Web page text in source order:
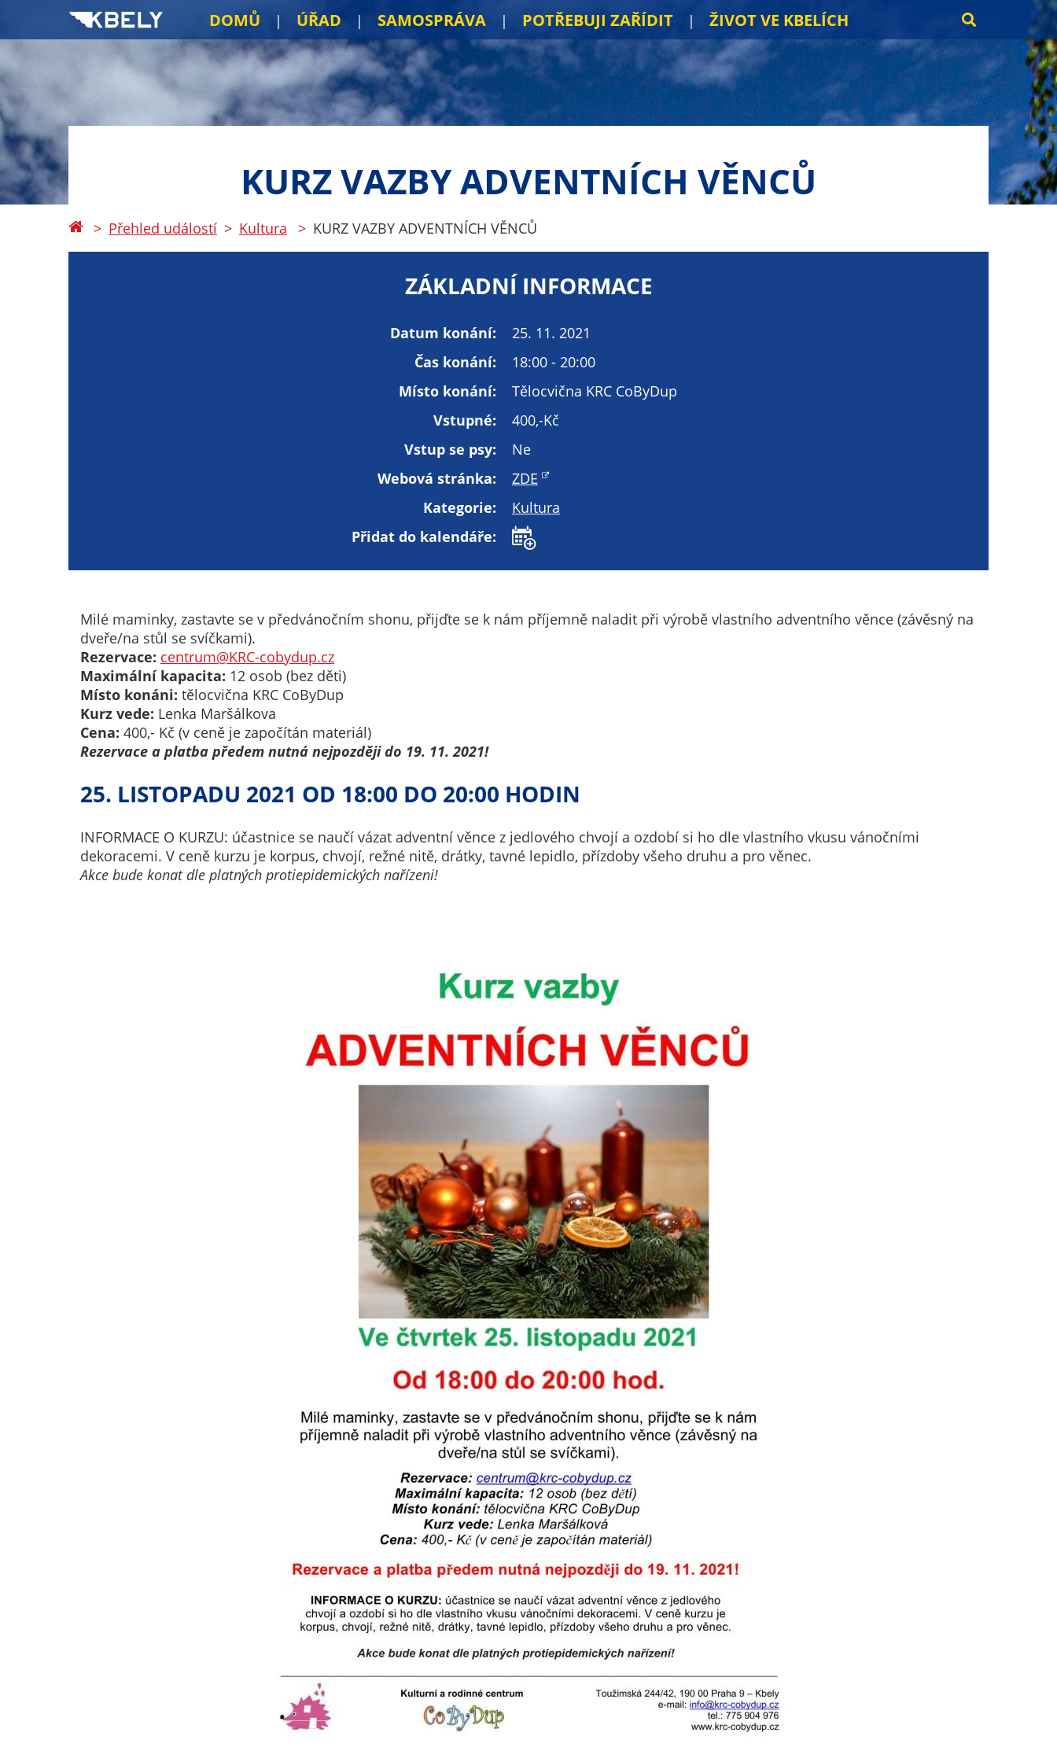
DOMŮ ÚŘAD SAMOSPRÁVA POTŘEBUJI ZAŘÍDIT ŽIVOT VE KBELÍCH
KURZ VAZBY ADVENTNÍCH VĚNCŮ
Přehled událostí Kultura KURZ VAZBY ADVENTNÍCH VĚNCŮ
ZÁKLADNÍ INFORMACE
Datum konání:
25. 11. 2021
Čas konání:
18:00 - 20:00
Místo konání:
Tělocvična KRC CoByDup
Vstupné:
400,-Kč
Vstup se psy:
Ne
Webová stránka:
ZDE
Kategorie:
Kultura
Přidat do kalendáře:
Milé maminky, zastavte se v předvánočním shonu, přijďte se k nám příjemně naladit při výrobě vlastního adventního věnce (závěsný na
dveře/na stůl se svíčkami).
Rezervace: centrum@KRC-cobydup.cz
Maximální kapacita: 12 osob (bez děti)
Místo konáni: tělocvična KRC CoByDup
Kurz vede: Lenka Maršálkova
Cena: 400,- Kč (v ceně je započítán materiál)
Rezervace a platba předem nutná nejpozději do 19. 11. 2021!
25. LISTOPADU 2021 OD 18:00 DO 20:00 HODIN
INFORMACE O KURZU: účastnice se naučí vázat adventní věnce z jedlového chvojí a ozdobí si ho dle vlastního vkusu vánočními
dekoracemi. V ceně kurzu je korpus, chvojí, režné nitě, drátky, tavné lepidlo, přízdoby všeho druhu a pro věnec.
Akce bude konat dle platných protiepidemických nařízeni!
Technické
cookies
Technické
cookies jsou
nezbytné pro
funkcí, které
cookies na
aktivovány.
Analytické
cookies
našeho webu
a našich
kampaní.
Jejich pomocí
návštěv našich
internetových
stránek. Data
získaná
pomocí
těchto
cookies
zpracováváme
souhrnně, bez
použití
identifikátorů,
které ukazují
na konkrétní
uživatelé
našeho webu.
Pokud
vypnete
používání
analytických
cookies ve
vztahu k Vaší
návštěvě,
ztrácíme
možnost
analýzy
výkonu a
optimalizace
opatření.
Personalizované